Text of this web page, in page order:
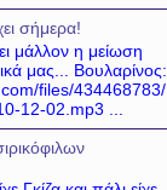
σήμερα!
μάλλον η μείωση
μας... Βουλαρίνος:
files/434468783/
12-02.mp3 ...